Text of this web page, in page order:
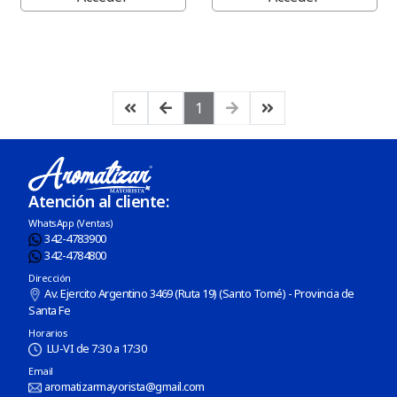
1
Atención al cliente:
WhatsApp (Ventas)
342-4783900
342-4784800
Dirección
Av. Ejercito Argentino 3469 (Ruta 19) (Santo Tomé) - Provincia de
Santa Fe
Horarios
LU-VI de 7:30 a 17:30
Email
aromatizarmayorista@gmail.com
Porta Sahumerios
Perfumes Simil Mujer
Pilas
Palo Santo
Sahumerios
Sahumerios Dhoop
Sahumerios Conos Cascada
Sahumadores
Velas Y Velones